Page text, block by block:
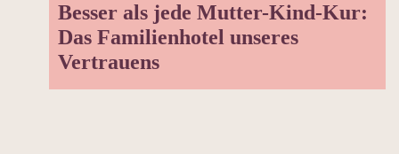
Besser als jede Mutter-Kind-Kur:
Das Familienhotel unseres
Vertrauens